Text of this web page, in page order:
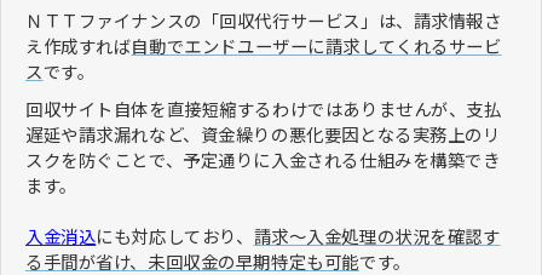
ＮＴＴファイナンスの「回収代行サービス」は、請求情報さ
え作成すれば自動でエンドユーザーに請求してくれるサービ
スです。
回収サイト自体を直接短縮するわけではありませんが、支払
遅延や請求漏れなど、資金繰りの悪化要因となる実務上のリ
スクを防ぐことで、予定通りに入金される仕組みを構築でき
ます。
入金消込にも対応しており、 請求～入金処理の状況を確認す
る手間が省け、未回収金の早期特定も可能です。